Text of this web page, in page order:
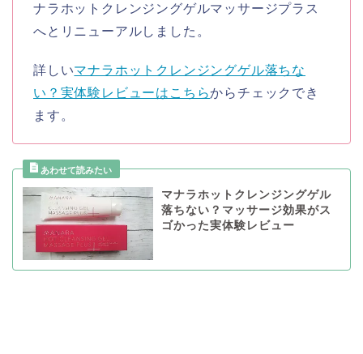
ナラホットクレンジングゲルマッサージプラス
へとリニューアルしました。
詳しいマナラホットクレンジングゲル落ちな
い？実体験レビューはこちらからチェックでき
ます。
マナラホットクレンジングゲル
落ちない？マッサージ効果がス
ゴかった実体験レビュー